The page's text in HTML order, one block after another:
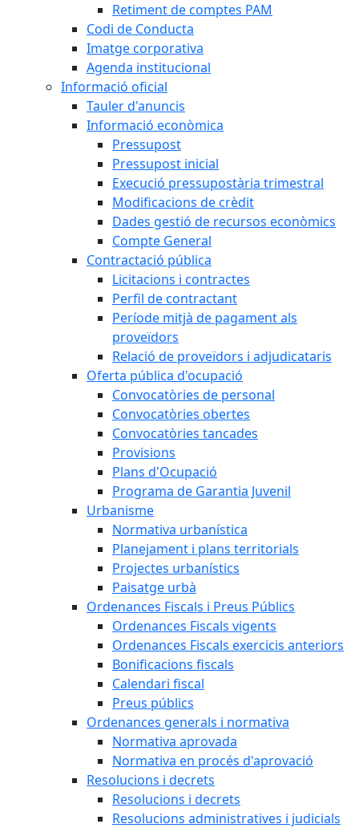
Retiment de comptes PAM
Codi de Conducta
Imatge corporativa
Agenda institucional
Informació oficial
Tauler d'anuncis
Informació econòmica
Pressupost
Pressupost inicial
Execució pressupostària trimestral
Modificacions de crèdit
Dades gestió de recursos econòmics
Compte General
Contractació pública
Licitacions i contractes
Perfil de contractant
Període mitjà de pagament als
proveïdors
Relació de proveïdors i adjudicataris
Oferta pública d'ocupació
Convocatòries de personal
Convocatòries obertes
Convocatòries tancades
Provisions
Plans d'Ocupació
Programa de Garantia Juvenil
Urbanisme
Normativa urbanística
Planejament i plans territorials
Projectes urbanístics
Paisatge urbà
Ordenances Fiscals i Preus Públics
Ordenances Fiscals vigents
Ordenances Fiscals exercicis anteriors
Bonificacions fiscals
Calendari fiscal
Preus públics
Ordenances generals i normativa
Normativa aprovada
Normativa en procés d'aprovació
Resolucions i decrets
Resolucions i decrets
Resolucions administratives i judicials